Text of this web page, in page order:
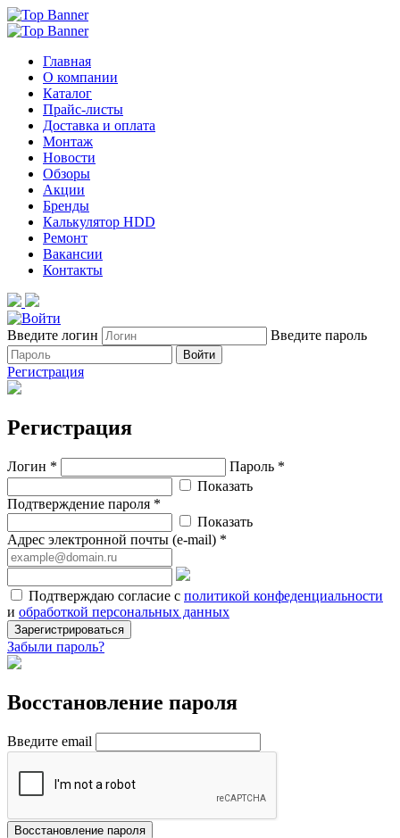
Главная
О компании
Каталог
Прайс-листы
Доставка и оплата
Монтаж
Новости
Обзоры
Акции
Бренды
Калькулятор HDD
Ремонт
Вакансии
Контакты
Введите логин Введите пароль
Войти
Регистрация
Регистрация
Логин *
Пароль *
Показать
Подтверждение пароля *
Показать
Адрес электронной почты (e-mail) *
Подтверждаю согласие с политикой конфеденциальности
и обработкой персональных данных
Зарегистрироваться
Забыли пароль?
Восстановление пароля
Введите email
Восстановление пароля